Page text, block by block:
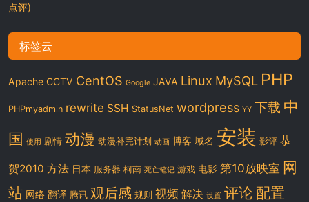
点评)
标签云
Apache CCTV CentOS Google JAVA Linux MySQL PHP
PHPmyadmin rewrite SSH StatusNet wordpress YY 下载 中
国 使用 剧情 动漫 动漫补完计划 动画 博客 域名 安装 影评 恭
贺2010 方法 日本 服务器 柯南 死亡笔记 游戏 电影 第10放映室 网
站 网络 翻译 腾讯 观后感 规则 视频 解决 设置 评论 配置